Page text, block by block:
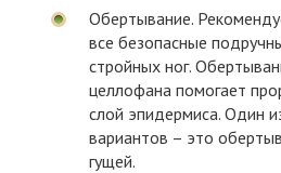
Обертывание.
все безопасные
стройных ног.
целлофана помогает
слой эпидермиса. Один
вариантов – это
гущей.